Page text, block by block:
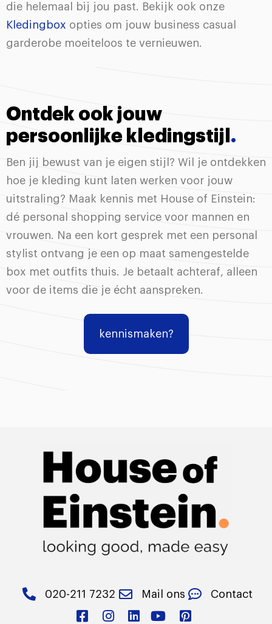
die helemaal bij jou past. Bekijk ook onze
Kledingbox opties om jouw business casual
garderobe moeiteloos te vernieuwen.
Ontdek ook jouw
persoonlijke kledingstijl .
Ben jij bewust van je eigen stijl? Wil je ontdekken
hoe je kleding kunt laten werken voor jouw
uitstraling? Maak kennis met House of Einstein:
dé personal shopping service voor mannen en
vrouwen. Na een kort gesprek met een personal
stylist ontvang je een op maat samengestelde
box met outfits thuis. Je betaalt achteraf, alleen
voor de items die je écht aanspreken.
kennismaken?
020-211 7232 Mail ons Contact